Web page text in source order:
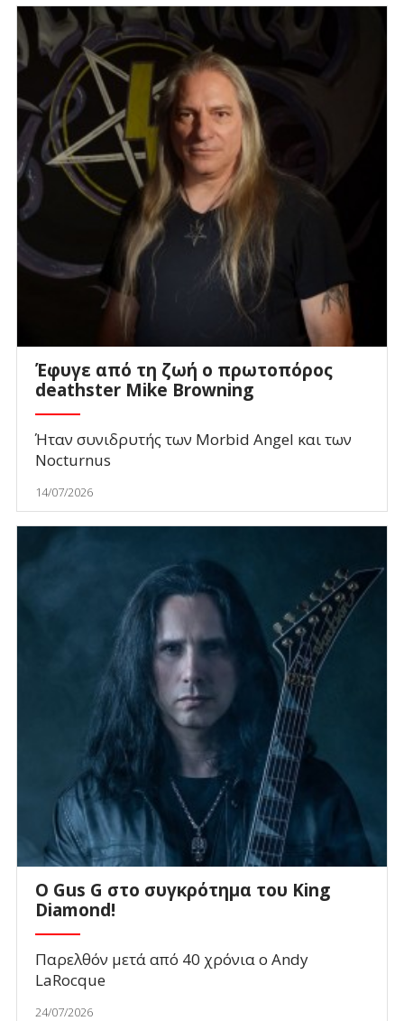
Έφυγε από τη ζωή ο πρωτοπόρος
deathster Mike Browning
Ήταν συνιδρυτής των Morbid Angel και των
Nocturnus
14/07/2026
O Gus G στο συγκρότημα του King
Diamond!
Παρελθόν μετά από 40 χρόνια ο Andy
LaRocque
24/07/2026